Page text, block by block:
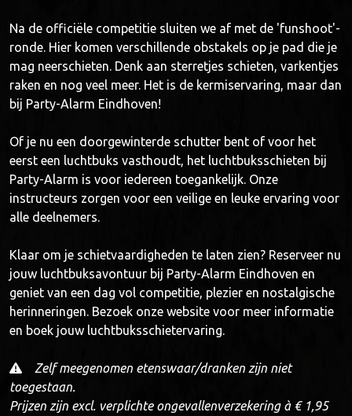
Na de officiële competitie sluiten we af met de 'funshoot'-
ronde. Hier komen verschillende obstakels op je pad die je
mag neerschieten. Denk aan sterretjes schieten, varkentjes
raken en nog veel meer. Het is de kermiservaring, maar dan
bij Party-Alarm Eindhoven!
Of je nu een doorgewinterde schutter bent of voor het
eerst een luchtbuks vasthoudt, het luchtbuksschieten bij
Party-Alarm is voor iedereen toegankelijk. Onze
instructeurs zorgen voor een veilige en leuke ervaring voor
alle deelnemers.
Klaar om je schietvaardigheden te laten zien? Reserveer nu
jouw luchtbuksavontuur bij Party-Alarm Eindhoven en
geniet van een dag vol competitie, plezier en nostalgische
herinneringen. Bezoek onze website voor meer informatie
en boek jouw luchtbuksschietervaring.
Zelf meegenomen etenswaar/dranken zijn niet
toegestaan.
Prijzen zijn excl. verplichte ongevallenverzekering à € 1,95